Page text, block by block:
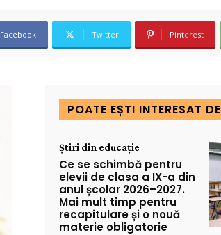
Facebook Twitter Pinterest
POATE EȘTI INTERESAT DE
Știri din educație
Ce se schimbă pentru
elevii de clasa a IX-a din
anul școlar 2026–2027.
Mai mult timp pentru
recapitulare și o nouă
materie obligatorie